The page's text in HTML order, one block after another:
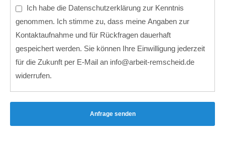
Ich habe die Datenschutzerklärung zur Kenntnis
genommen. Ich stimme zu, dass meine Angaben zur
Kontaktaufnahme und für Rückfragen dauerhaft
gespeichert werden. Sie können Ihre Einwilligung jederzeit
für die Zukunft per E-Mail an info@arbeit-remscheid.de
widerrufen.
Anfrage senden